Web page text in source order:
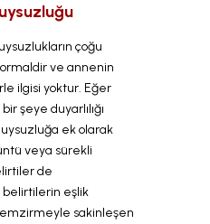
çoğu
ve annenin
ilgisi yoktur. Eğer
şeye duyarlılığı
ek olarak
veya sürekli
de
belirtilerin eşlik
sakinleşen